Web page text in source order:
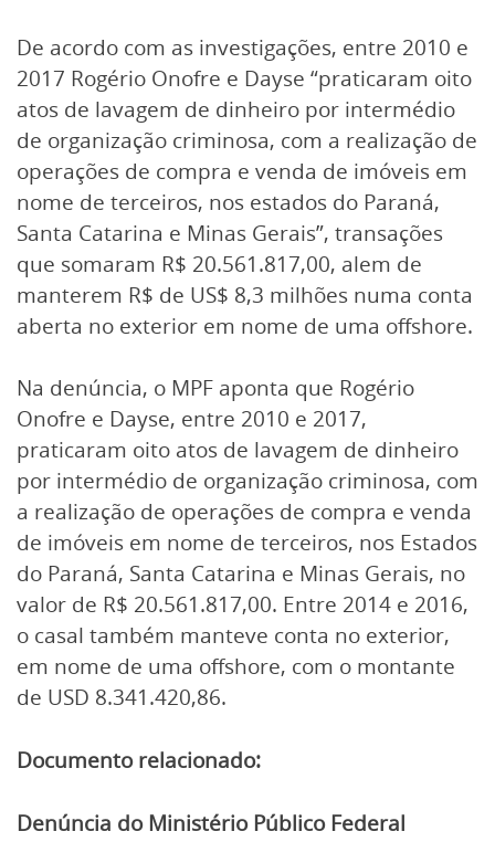
De acordo com as investigações, entre 2010 e
2017 Rogério Onofre e Dayse “praticaram oito
atos de lavagem de dinheiro por intermédio
de organização criminosa, com a realização de
operações de compra e venda de imóveis em
nome de terceiros, nos estados do Paraná,
Santa Catarina e Minas Gerais”, transações
que somaram R$ 20.561.817,00, alem de
manterem R$ de US$ 8,3 milhões numa conta
aberta no exterior em nome de uma offshore.
Na denúncia, o MPF aponta que Rogério
Onofre e Dayse, entre 2010 e 2017,
praticaram oito atos de lavagem de dinheiro
por intermédio de organização criminosa, com
a realização de operações de compra e venda
de imóveis em nome de terceiros, nos Estados
do Paraná, Santa Catarina e Minas Gerais, no
valor de R$ 20.561.817,00. Entre 2014 e 2016,
o casal também manteve conta no exterior,
em nome de uma offshore, com o montante
de USD 8.341.420,86.
Documento relacionado:
Denúncia do Ministério Público Federal